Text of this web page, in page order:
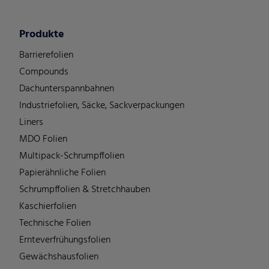
Produkte
Barrierefolien
Compounds
Dachunterspannbahnen
Industriefolien, Säcke, Sackverpackungen
Liners
MDO Folien
Multipack-Schrumpffolien
Papierähnliche Folien
Schrumpffolien & Stretchhauben
Kaschierfolien
Technische Folien
Ernteverfrühungsfolien
Gewächshausfolien